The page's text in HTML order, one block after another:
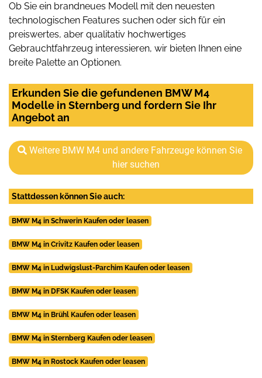
Ob Sie ein brandneues Modell mit den neuesten
technologischen Features suchen oder sich für ein
preiswertes, aber qualitativ hochwertiges
Gebrauchtfahrzeug interessieren, wir bieten Ihnen eine
breite Palette an Optionen.
Erkunden Sie die gefundenen BMW M4
Modelle in Sternberg und fordern Sie Ihr
Angebot an
Weitere BMW M4 und andere Fahrzeuge können Sie
hier suchen
Stattdessen können Sie auch:
BMW M4 in Schwerin Kaufen oder leasen
BMW M4 in Crivitz Kaufen oder leasen
BMW M4 in Ludwigslust-Parchim Kaufen oder leasen
BMW M4 in DFSK Kaufen oder leasen
BMW M4 in Brühl Kaufen oder leasen
BMW M4 in Sternberg Kaufen oder leasen
BMW M4 in Rostock Kaufen oder leasen